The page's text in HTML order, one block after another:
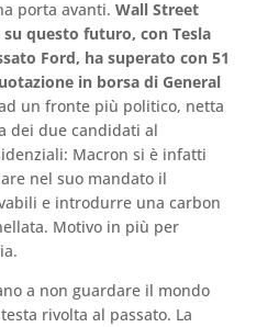
porta avanti. Wall Street
questo futuro, con Tesla
Ford, ha superato con 51
in borsa di General
un fronte più politico, netta
dei due candidati al
Macron si è infatti
nel suo mandato il
e introdurre una carbon
Motivo in più per
a non guardare il mondo
rivolta al passato. La